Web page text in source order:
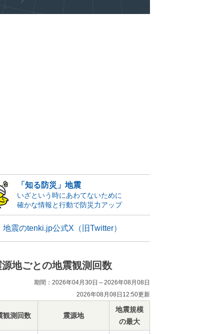
「知る防災」地震
いざという時にあわてないために
確かな情報と行動で防災力アップ
地震のtenki.jp公式X（旧Twitter）
源地ごとの地震観測回数
期間：2026年04月30日～2026年08月08日
2026年08月08日12:50更新
観測回数 震源地
地震規模
の最大